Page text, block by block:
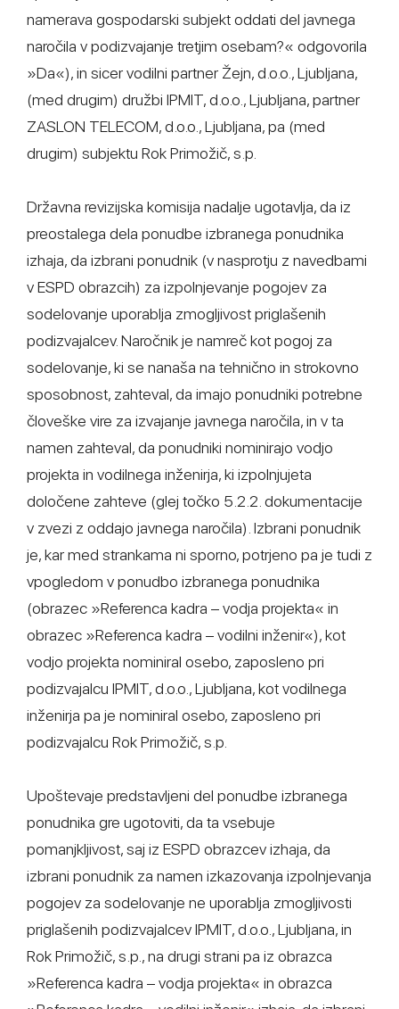
namerava gospodarski subjekt oddati del javnega
naročila v podizvajanje tretjim osebam?« odgovorila
»Da«), in sicer vodilni partner Žejn, d.o.o., Ljubljana,
(med drugim) družbi IPMIT, d.o.o., Ljubljana, partner
ZASLON TELECOM, d.o.o., Ljubljana, pa (med
drugim) subjektu Rok Primožič, s.p.
Državna revizijska komisija nadalje ugotavlja, da iz
preostalega dela ponudbe izbranega ponudnika
izhaja, da izbrani ponudnik (v nasprotju z navedbami
v ESPD obrazcih) za izpolnjevanje pogojev za
sodelovanje uporablja zmogljivost priglašenih
podizvajalcev. Naročnik je namreč kot pogoj za
sodelovanje, ki se nanaša na tehnično in strokovno
sposobnost, zahteval, da imajo ponudniki potrebne
človeške vire za izvajanje javnega naročila, in v ta
namen zahteval, da ponudniki nominirajo vodjo
projekta in vodilnega inženirja, ki izpolnjujeta
določene zahteve (glej točko 5.2.2. dokumentacije
v zvezi z oddajo javnega naročila). Izbrani ponudnik
je, kar med strankama ni sporno, potrjeno pa je tudi z
vpogledom v ponudbo izbranega ponudnika
(obrazec »Referenca kadra – vodja projekta« in
obrazec »Referenca kadra – vodilni inženir«), kot
vodjo projekta nominiral osebo, zaposleno pri
podizvajalcu IPMIT, d.o.o., Ljubljana, kot vodilnega
inženirja pa je nominiral osebo, zaposleno pri
podizvajalcu Rok Primožič, s.p.
Upoštevaje predstavljeni del ponudbe izbranega
ponudnika gre ugotoviti, da ta vsebuje
pomanjkljivost, saj iz ESPD obrazcev izhaja, da
izbrani ponudnik za namen izkazovanja izpolnjevanja
pogojev za sodelovanje ne uporablja zmogljivosti
priglašenih podizvajalcev IPMIT, d.o.o., Ljubljana, in
Rok Primožič, s.p., na drugi strani pa iz obrazca
»Referenca kadra – vodja projekta« in obrazca